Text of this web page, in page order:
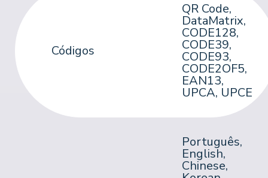
Códigos
QR Code,
DataMatrix,
CODE128,
CODE39,
CODE93,
CODE2OF5,
EAN13,
UPCA, UPCE
Português,
English,
Chinese,